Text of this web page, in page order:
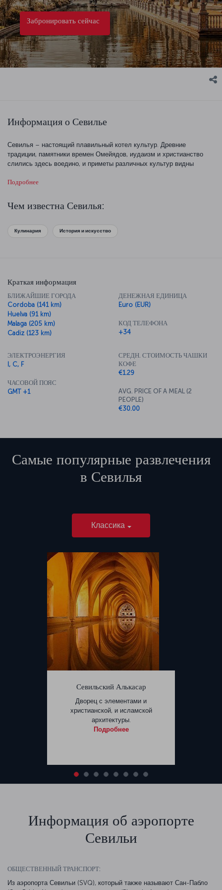
Забронировать сейчас
Информация о Севилье
Севилья – настоящий плавильный котел культур. Древние
традиции, памятники времен Омейядов, иудаизм и христианство
слились здесь воедино, и приметы различных культур видны
вдуматься, то же можно сказать о зданиях, песнях и танцах!
исторического квартала Санта-Крус, Вы вновь будете покорены
красотой города. Севилью нужно открывать постепенно – улицу за
площадь Испании,"Кармен"Бизе,
Подробнее
Чем известна Севилья:
Кулинария История и искусство
Краткая информация
БЛИЖАЙШИЕ ГОРОДА
Cordoba (141 km)
Huelva (91 km)
Malaga (205 km)
Cadiz (123 km)
ДЕНЕЖНАЯ ЕДИНИЦА
Euro (EUR)
КОД ТЕЛЕФОНА
+34
ЭЛЕКТРОЭНЕРГИЯ
I, C, F
ЧАСОВОЙ ПОЯС
GMT +1
СРЕДН. СТОИМОСТЬ ЧАШКИ
КОФЕ
€1.29
AVG. PRICE OF A MEAL (2
PEOPLE)
€30.00
Самые популярные развлечения
в Севилья
Классика
Севильский Алькасар
Дворец с элементами и
христианской, и исламской
архитектуры.
Подробнее
Информация об аэропорте
Севильи
ОБЩЕСТВЕННЫЙ ТРАНСПОРТ:
Из аэропорта Севильи (SVQ), который также называют Сан-Пабло